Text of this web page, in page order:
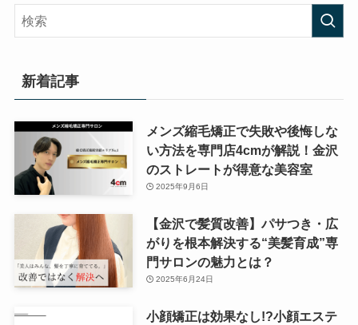
新着記事
メンズ縮毛矯正で失敗や後悔しな
い方法を専門店4cmが解説！金沢
のストレートが得意な美容室
2025年9月6日
【金沢で髪質改善】パサつき・広
がりを根本解決する“美髪育成”専
門サロンの魅力とは？
2025年6月24日
小顔矯正は効果なし!?小顔エステ